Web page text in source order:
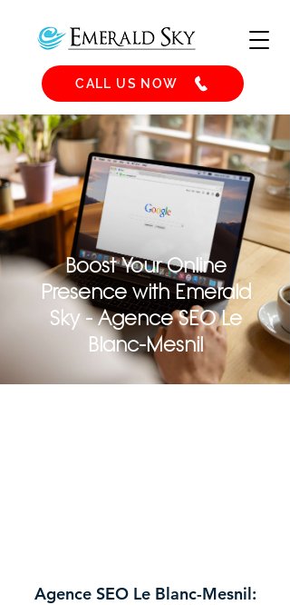
CALL US NOW
Boost Your Online
Presence with Emerald
Sky - Agence SEO Le
Blanc-Mesnil
Agence SEO Le Blanc-Mesnil: